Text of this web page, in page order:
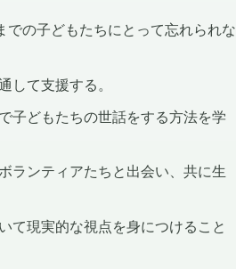
の子どもたちにとって忘れられな
して支援する。
子どもたちの世話をする方法を学
ランティアたちと出会い、共に生
て現実的な視点を身につけること